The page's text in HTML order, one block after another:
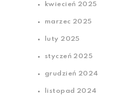
kwiecień 2025
marzec 2025
luty 2025
styczeń 2025
grudzień 2024
listopad 2024